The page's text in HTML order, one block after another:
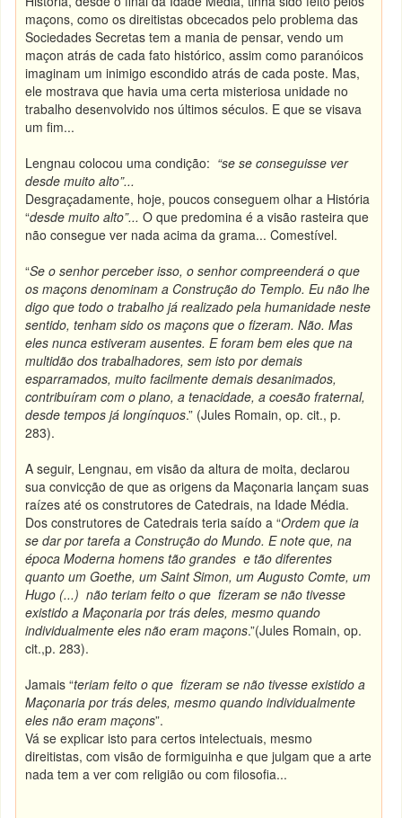
maçons, como os direitistas obcecados pelo problema das
Sociedades Secretas tem a mania de pensar, vendo um
maçon atrás de cada fato histórico, assim como paranóicos
imaginam um inimigo escondido atrás de cada poste. Mas,
ele mostrava que havia uma certa misteriosa unidade no
trabalho desenvolvido nos últimos séculos. E que se visava
um fim...
Lengnau colocou uma condição: “se se conseguisse ver
desde muito alto”...
Desgraçadamente, hoje, poucos conseguem olhar a História
“desde muito alto”... O que predomina é a visão rasteira que
não consegue ver nada acima da grama... Comestível.
“Se o senhor perceber isso, o senhor compreenderá o que
os maçons denominam a Construção do Templo. Eu não lhe
digo que todo o trabalho já realizado pela humanidade neste
sentido, tenham sido os maçons que o fizeram. Não. Mas
eles nunca estiveram ausentes. E foram bem eles que na
multidão dos trabalhadores, sem isto por demais
esparramados, muito facilmente demais desanimados,
contribuíram com o plano, a tenacidade, a coesão fraternal,
desde tempos já longínquos.” (Jules Romain, op. cit., p.
283).
A seguir, Lengnau, em visão da altura de moita, declarou
sua convicção de que as origens da Maçonaria lançam suas
raízes até os construtores de Catedrais, na Idade Média.
Dos construtores de Catedrais teria saído a “Ordem que ia
se dar por tarefa a Construção do Mundo. E note que, na
época Moderna homens tão grandes e tão diferentes
quanto um Goethe, um Saint Simon, um Augusto Comte, um
Hugo (...) não teriam feito o que fizeram se não tivesse
existido a Maçonaria por trás deles, mesmo quando
individualmente eles não eram maçons.”(Jules Romain, op.
cit.,p. 283).
Jamais “teriam feito o que fizeram se não tivesse existido a
Maçonaria por trás deles, mesmo quando individualmente
eles não eram maçons”.
Vá se explicar isto para certos intelectuais, mesmo
direitistas, com visão de formiguinha e que julgam que a arte
nada tem a ver com religião ou com filosofia...